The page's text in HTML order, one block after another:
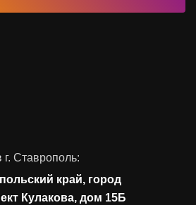
резервного копирования данных
и стандартам
Ставрополь:
край, город
Кулакова, дом 15Б